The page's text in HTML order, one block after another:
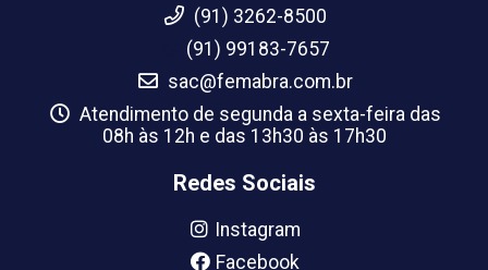
(91) 3262-8500
(91) 99183-7657
sac@femabra.com.br
Atendimento de segunda a sexta-feira das
08h às 12h e das 13h30 às 17h30
Redes Sociais
Instagram
Facebook